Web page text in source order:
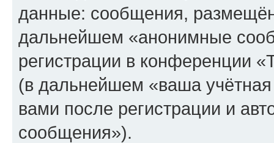
данные: сообщения,
дальнейшем «анонимные
регистрации в конференции
(в дальнейшем «ваша
вами после регистрации и
сообщения»).